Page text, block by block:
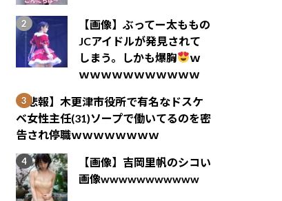
【画像】ぶってー太ももの
JCアイドルが発見されて
しまう。しかも爆胸
ｗ
ｗｗｗｗｗｗｗｗｗｗｗ
【悲報】木更津市役所で有名なドスケ
ベ女性主任(31)ソープで働いてるのを密
告され停職ｗｗｗｗｗｗｗｗ
【画像】吉岡里帆のシコい
画像wwwwwwwwwww